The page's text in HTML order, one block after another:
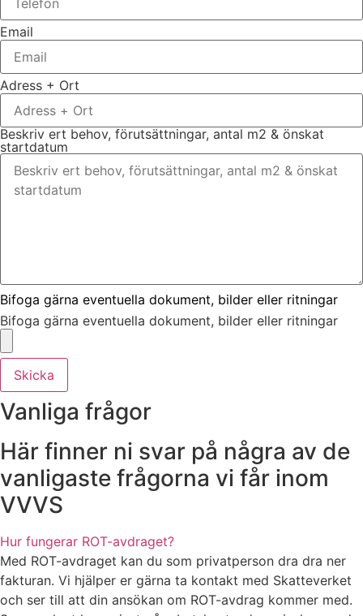
Email
Adress + Ort
Beskriv ert behov, förutsättningar, antal m2 & önskat
startdatum
Bifoga gärna eventuella dokument, bilder eller ritningar
Bifoga gärna eventuella dokument, bilder eller ritningar
Skicka
Vanliga frågor
Här finner ni svar på några av de
vanligaste frågorna vi får inom
VVVS
Hur fungerar ROT-avdraget?
Med ROT-avdraget kan du som privatperson dra dra ner
fakturan. Vi hjälper er gärna ta kontakt med Skatteverket
och ser till att din ansökan om ROT-avdrag kommer med.